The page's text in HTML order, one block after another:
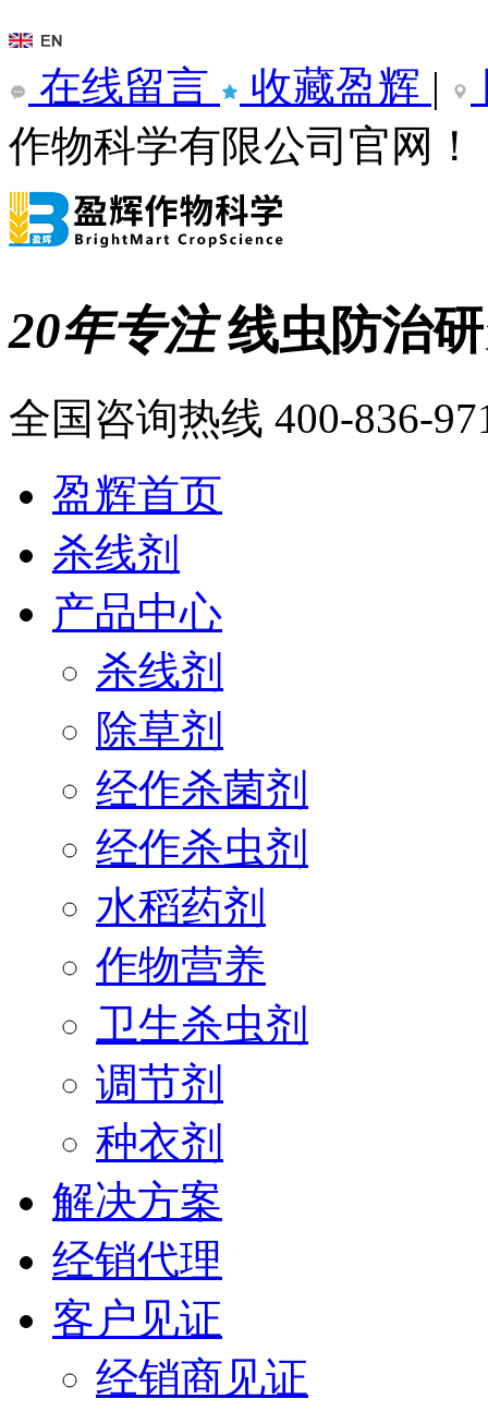
在线留言 收藏盈辉 |
作物科学有限公司官网！
20年专注线虫防治
全国咨询热线 400-836-
盈辉首页
杀线剂
产品中心
杀线剂
除草剂
经作杀菌剂
经作杀虫剂
水稻药剂
作物营养
卫生杀虫剂
调节剂
种衣剂
解决方案
经销代理
客户见证
经销商见证